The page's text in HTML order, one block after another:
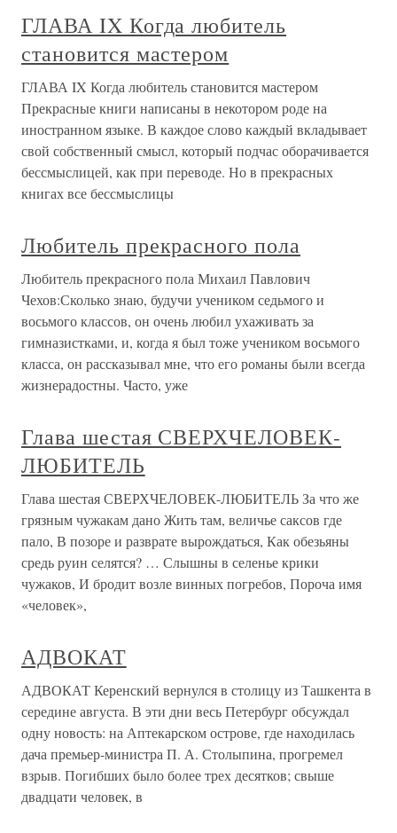
ГЛАВА IX Когда любитель
становится мастером
ГЛАВА IX Когда любитель становится мастером
Прекрасные книги написаны в некотором роде на
иностранном языке. В каждое слово каждый вкладывает
свой собственный смысл, который подчас оборачивается
бессмыслицей, как при переводе. Но в прекрасных
книгах все бессмыслицы
Любитель прекрасного пола
Любитель прекрасного пола Михаил Павлович
Чехов:Сколько знаю, будучи учеником седьмого и
восьмого классов, он очень любил ухаживать за
гимназистками, и, когда я был тоже учеником восьмого
класса, он рассказывал мне, что его романы были всегда
жизнерадостны. Часто, уже
Глава шестая СВЕРХЧЕЛОВЕК-
ЛЮБИТЕЛЬ
Глава шестая СВЕРХЧЕЛОВЕК-ЛЮБИТЕЛЬ За что же
грязным чужакам дано Жить там, величье саксов где
пало, В позоре и разврате вырождаться, Как обезьяны
средь руин селятся? … Слышны в селенье крики
чужаков, И бродит возле винных погребов, Пороча имя
«человек»,
АДВОКАТ
АДВОКАТ Керенский вернулся в столицу из Ташкента в
середине августа. В эти дни весь Петербург обсуждал
одну новость: на Аптекарском острове, где находилась
дача премьер-министра П. А. Столыпина, прогремел
взрыв. Погибших было более трех десятков; свыше
двадцати человек, в